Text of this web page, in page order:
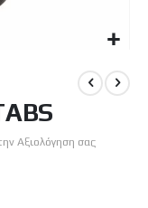
Αξιολόγηση σας